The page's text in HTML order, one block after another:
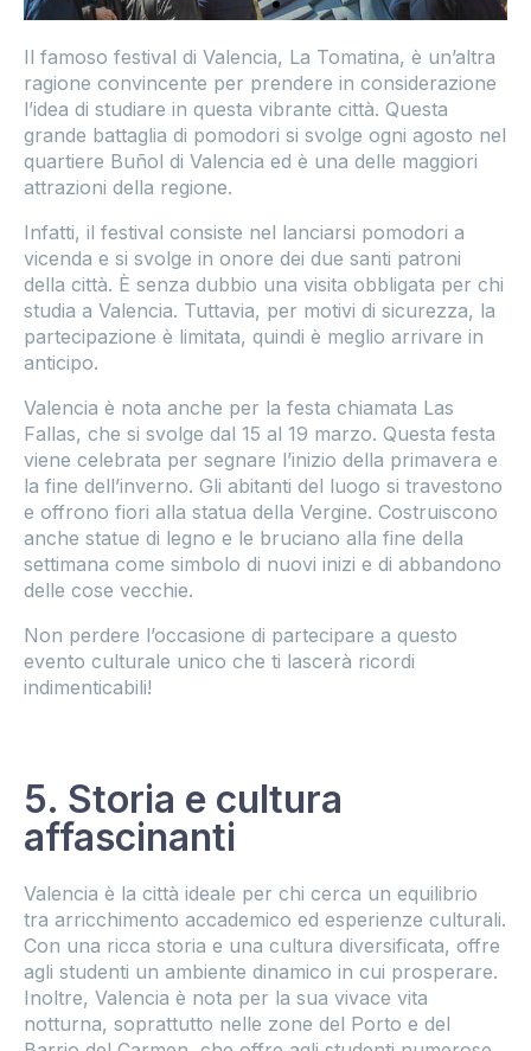
Il famoso festival di Valencia, La Tomatina, è un’altra
ragione convincente per prendere in considerazione
l’idea di studiare in questa vibrante città. Questa
grande battaglia di pomodori si svolge ogni agosto nel
quartiere Buñol di Valencia ed è una delle maggiori
attrazioni della regione.
Infatti, il festival consiste nel lanciarsi pomodori a
vicenda e si svolge in onore dei due santi patroni
della città. È senza dubbio una visita obbligata per chi
studia a Valencia. Tuttavia, per motivi di sicurezza, la
partecipazione è limitata, quindi è meglio arrivare in
anticipo.
Valencia è nota anche per la festa chiamata Las
Fallas, che si svolge dal 15 al 19 marzo. Questa festa
viene celebrata per segnare l’inizio della primavera e
la fine dell’inverno. Gli abitanti del luogo si travestono
e offrono fiori alla statua della Vergine. Costruiscono
anche statue di legno e le bruciano alla fine della
settimana come simbolo di nuovi inizi e di abbandono
delle cose vecchie.
Non perdere l’occasione di partecipare a questo
evento culturale unico che ti lascerà ricordi
indimenticabili!
5. Storia e cultura
affascinanti
Valencia è la città ideale per chi cerca un equilibrio
tra arricchimento accademico ed esperienze culturali.
Con una ricca storia e una cultura diversificata, offre
agli studenti un ambiente dinamico in cui prosperare.
Inoltre, Valencia è nota per la sua vivace vita
notturna, soprattutto nelle zone del Porto e del